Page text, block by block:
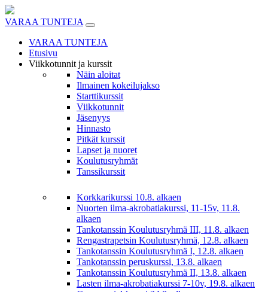
Skip
to
VARAA TUNTEJA
VARAA TUNTEJA
Etusivu
Viikkotunnit ja kurssit
Näin aloitat
Ilmainen kokeilujakso
Starttikurssit
Viikkotunnit
Jäsenyys
Hinnasto
Pitkät kurssit
Lapset ja nuoret
Koulutusryhmät
Tanssikurssit
Korkkarikurssi 10.8. alkaen
Nuorten ilma-akrobatiakurssi, 11-15v, 11.8.
alkaen
Tankotanssin Koulutusryhmä III, 11.8. alkaen
Rengastrapetsin Koulutusryhmä, 12.8. alkaen
Tankotanssin Koulutusryhmä I, 12.8. alkaen
Tankotanssin peruskurssi, 13.8. alkaen
Tankotanssin Koulutusryhmä II, 13.8. alkaen
Lasten ilma-akrobatiakurssi 7-10v, 19.8. alkaen